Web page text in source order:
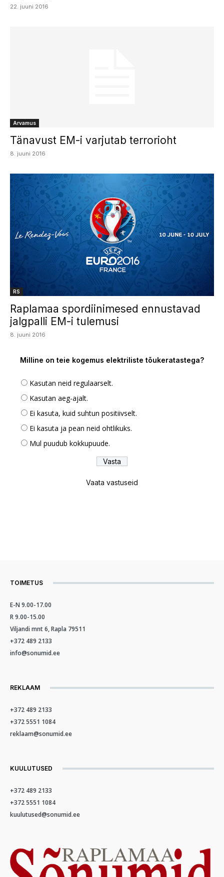
22. juuni 2016
Arvamus
Tänavust EM-i varjutab terrorioht
8. juuni 2016
RS
Raplamaa spordiinimesed ennustavad
jalgpalli EM-i tulemusi
8. juuni 2016
Milline on teie kogemus elektriliste tõukeratastega?
Kasutan neid regulaarselt.
Kasutan aeg-ajalt.
Ei kasuta, kuid suhtun positiivselt.
Ei kasuta ja pean neid ohtlikuks.
Mul puudub kokkupuude.
Vaata vastuseid
TOIMETUS
E-N 9.00-17.00
R 9.00-15.00
Viljandi mnt 6, Rapla 79511
+372 489 2133
info@sonumid.ee
REKLAAM
+372 489 2133
+372 5551 1084
reklaam@sonumid.ee
KUULUTUSED
+372 489 2133
+372 5551 1084
kuulutused@sonumid.ee